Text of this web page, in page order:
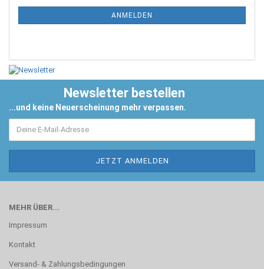
ANMELDEN
Newsletter bestellen
...und keine Neuerscheinung mehr verpassen.
MEHR ÜBER...
Impressum
Kontakt
Versand- & Zahlungsbedingungen